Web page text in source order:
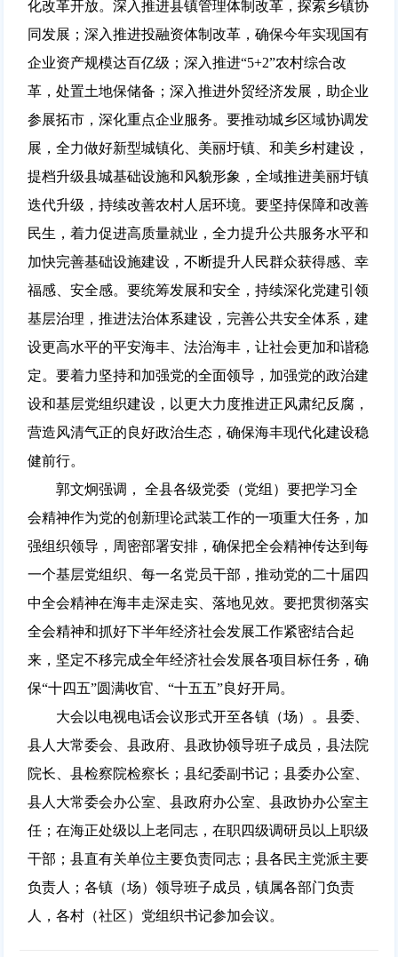
化改革开放。深入推进县镇管理体制改革，探索乡镇协
同发展；深入推进投融资体制改革，确保今年实现国有
企业资产规模达百亿级；深入推进“5+2”农村综合改
革，处置土地保储备；深入推进外贸经济发展，助企业
参展拓市，深化重点企业服务。要推动城乡区域协调发
展，全力做好新型城镇化、美丽圩镇、和美乡村建设，
提档升级县城基础设施和风貌形象，全域推进美丽圩镇
迭代升级，持续改善农村人居环境。要坚持保障和改善
民生，着力促进高质量就业，全力提升公共服务水平和
加快完善基础设施建设，不断提升人民群众获得感、幸
福感、安全感。要统筹发展和安全，持续深化党建引领
基层治理，推进法治体系建设，完善公共安全体系，建
设更高水平的平安海丰、法治海丰，让社会更加和谐稳
定。要着力坚持和加强党的全面领导，加强党的政治建
设和基层党组织建设，以更大力度推进正风肃纪反腐，
营造风清气正的良好政治生态，确保海丰现代化建设稳
健前行。
郭文炯强调， 全县各级党委（党组）要把学习全
会精神作为党的创新理论武装工作的一项重大任务，加
强组织领导，周密部署安排，确保把全会精神传达到每
一个基层党组织、每一名党员干部，推动党的二十届四
中全会精神在海丰走深走实、落地见效。要把贯彻落实
全会精神和抓好下半年经济社会发展工作紧密结合起
来，坚定不移完成全年经济社会发展各项目标任务，确
保“十四五”圆满收官、“十五五”良好开局。
大会以电视电话会议形式开至各镇（场）。县委、
县人大常委会、县政府、县政协领导班子成员，县法院
院长、县检察院检察长；县纪委副书记；县委办公室、
县人大常委会办公室、县政府办公室、县政协办公室主
任；在海正处级以上老同志，在职四级调研员以上职级
干部；县直有关单位主要负责同志；县各民主党派主要
负责人；各镇（场）领导班子成员，镇属各部门负责
人，各村（社区）党组织书记参加会议。